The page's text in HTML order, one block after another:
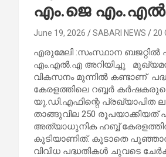
എം.ജെ
June 19, 2026 SABARI NEWS 20
എരുമേലി :സംസ്ഥാന ബജറ്റിൽ
എം.എൽ.എ അറിയിച്ചു
വികസനം മുന്നിൽ കണ്ടാണ്
കേരളത്തിലെ റബ്ബർ
യു.ഡി.എഫിന്റെ പ്രഖ്യാപിത
താങ്ങുവില 250
അത്യാധുനിക ഹബ്ബ്
കൂടിയാണിത്. കൂടാതെ പൂഞ്ഞാർ
വിവിധ പദ്ധതികൾ ചുവടെ